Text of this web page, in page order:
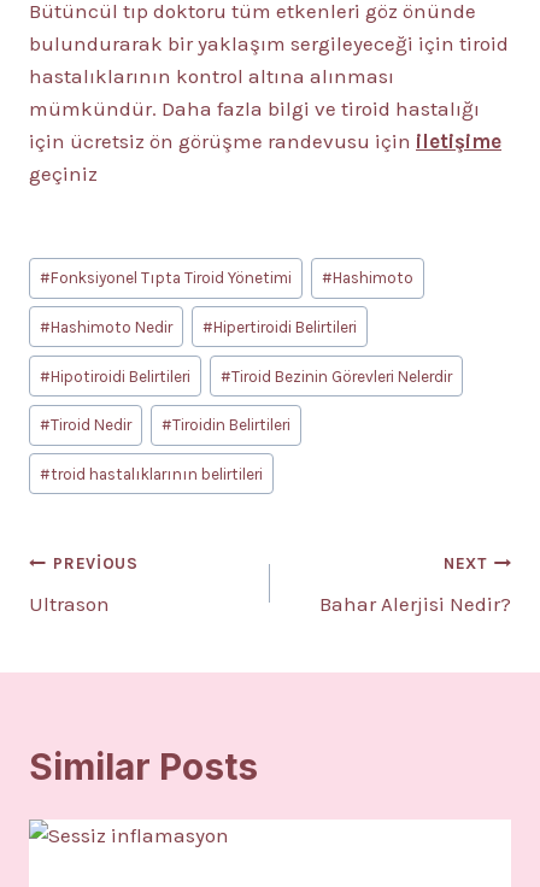
Bütüncül tıp doktoru tüm etkenleri göz önünde
bulundurarak bir yaklaşım sergileyeceği için tiroid
hastalıklarının kontrol altına alınması
mümkündür. Daha fazla bilgi ve tiroid hastalığı
için ücretsiz ön görüşme randevusu için iletişime
geçiniz
Post
Tags:
#Fonksiyonel Tıpta Tiroid Yönetimi #Hashimoto
#Hashimoto Nedir #Hipertiroidi Belirtileri
#Hipotiroidi Belirtileri #Tiroid Bezinin Görevleri Nelerdir
#Tiroid Nedir #Tiroidin Belirtileri
#troid hastalıklarının belirtileri
Yazı
gezinmesi
PREVIOUS
Ultrason
NEXT
Bahar Alerjisi Nedir?
Similar Posts